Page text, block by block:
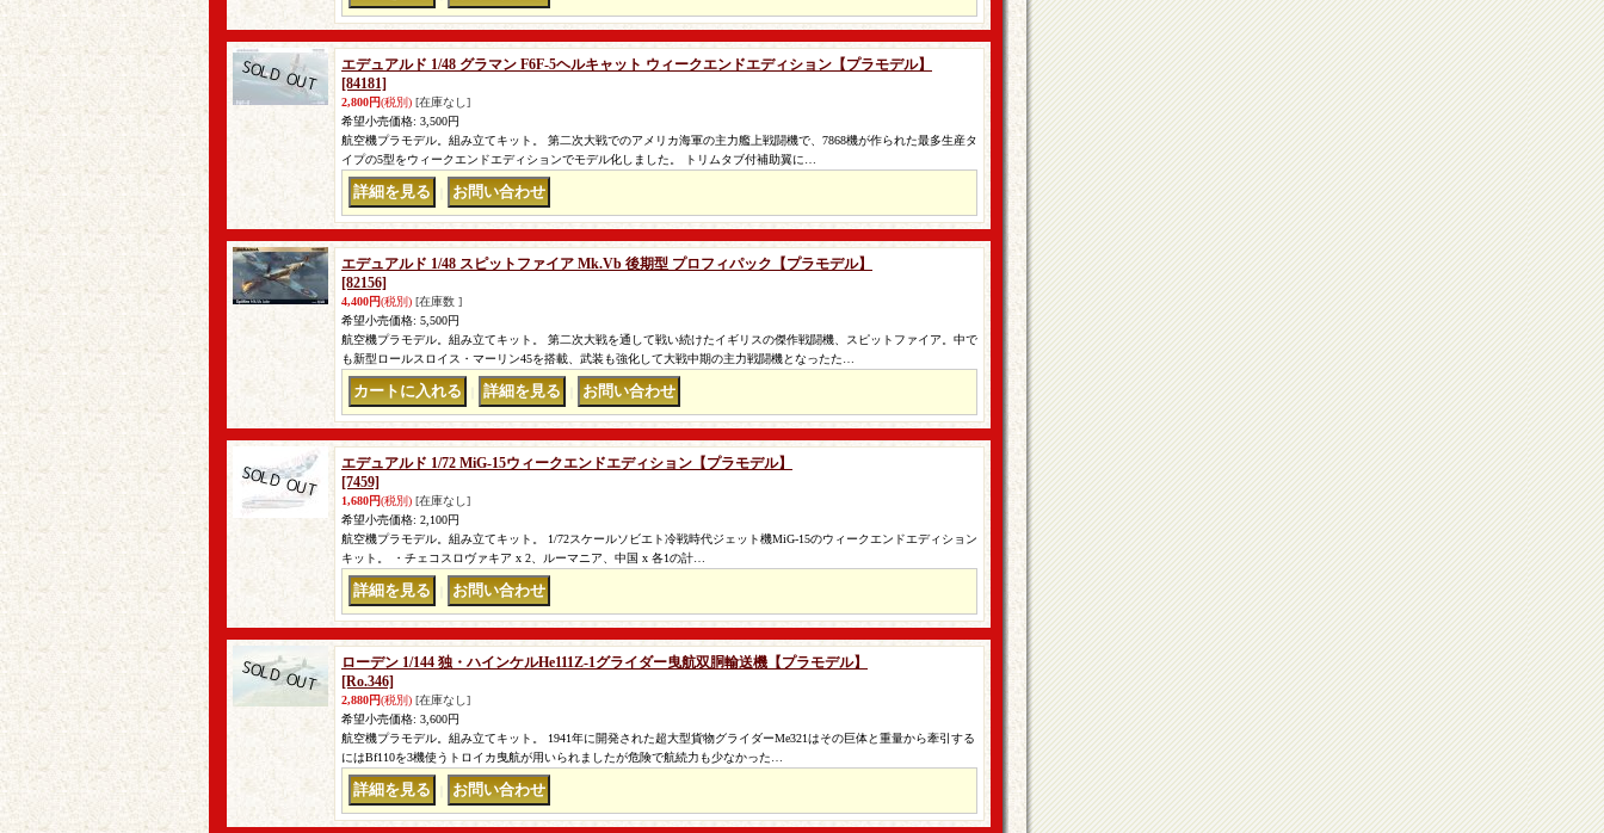
エデュアルド 1/48 グラマン F6F-5ヘルキャット ウィークエンドエディション【プラモデル】
[84181]
2,800円(税別) [在庫なし]
希望小売価格: 3,500円
航空機プラモデル。組み立てキット。 第二次大戦でのアメリカ海軍の主力艦上戦闘機で、7868機が作られた最多生産タ
イプの5型をウィークエンドエディションでモデル化しました。 トリムタブ付補助翼に…
エデュアルド 1/48 スピットファイア Mk.Vb 後期型 プロフィパック【プラモデル】
[82156]
4,400円(税別) [在庫数 ]
希望小売価格: 5,500円
航空機プラモデル。組み立てキット。 第二次大戦を通して戦い続けたイギリスの傑作戦闘機、スピットファイア。中で
も新型ロールスロイス・マーリン45を搭載、武装も強化して大戦中期の主力戦闘機となったた…
エデュアルド 1/72 MiG-15ウィークエンドエディション【プラモデル】
[7459]
1,680円(税別) [在庫なし]
希望小売価格: 2,100円
航空機プラモデル。組み立てキット。 1/72スケールソビエト冷戦時代ジェット機MiG-15のウィークエンドエディション
キット。 ・チェコスロヴァキア x 2、ルーマニア、中国 x 各1の計…
ローデン 1/144 独・ハインケルHe111Z-1グライダー曳航双胴輸送機【プラモデル】
[Ro.346]
2,880円(税別) [在庫なし]
希望小売価格: 3,600円
航空機プラモデル。組み立てキット。 1941年に開発された超大型貨物グライダーMe321はその巨体と重量から牽引する
にはBf110を3機使うトロイカ曳航が用いられましたが危険で航続力も少なかった…